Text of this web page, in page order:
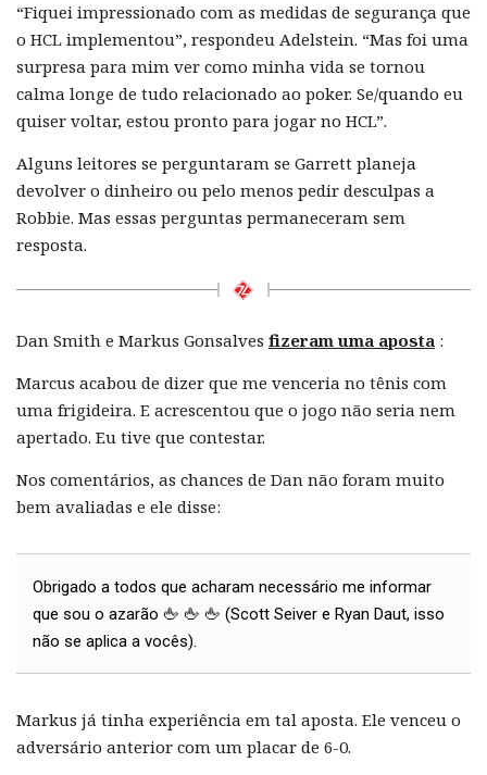
“Fiquei impressionado com as medidas de segurança que
o HCL implementou”, respondeu Adelstein. “Mas foi uma
surpresa para mim ver como minha vida se tornou
calma longe de tudo relacionado ao poker. Se/quando eu
quiser voltar, estou pronto para jogar no HCL”.
Alguns leitores se perguntaram se Garrett planeja
devolver o dinheiro ou pelo menos pedir desculpas a
Robbie. Mas essas perguntas permaneceram sem
resposta.
Dan Smith e Markus Gonsalves fizeram uma aposta :
Marcus acabou de dizer que me venceria no tênis com
uma frigideira. E acrescentou que o jogo não seria nem
apertado. Eu tive que contestar.
Nos comentários, as chances de Dan não foram muito
bem avaliadas e ele disse:
Obrigado a todos que acharam necessário me informar
que sou o azarão 🖕 🖕 🖕 (Scott Seiver e Ryan Daut, isso
não se aplica a vocês).
Markus já tinha experiência em tal aposta. Ele venceu o
adversário anterior com um placar de 6-0.